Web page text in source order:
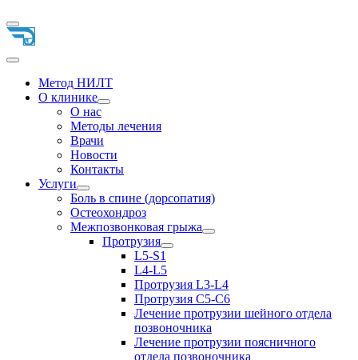
Метод НИЛТ
О клинике
О нас
Методы лечения
Врачи
Новости
Контакты
Услуги
Боль в спине (дорсопатия)
Остеохондроз
Межпозвонковая грыжа
Протрузия
L5-S1
L4-L5
Протрузия L3-L4
Протрузия С5-С6
Лечение протрузии шейного отдела
позвоночника
Лечение протрузии поясничного
отдела позвоночника